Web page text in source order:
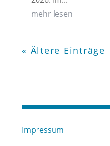
mehr lesen
« Ältere Einträge
Impressum